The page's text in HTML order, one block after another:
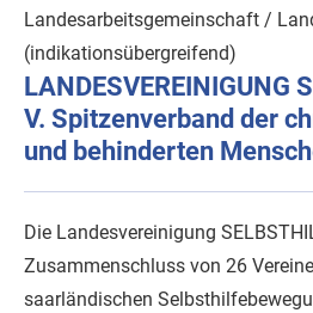
Landesarbeitsgemeinschaft /
(indikationsübergreifend)
LANDESVEREINIGUNG
V. Spitzenverband der
und behinderten
Die Landesvereinigung
Zusammenschluss von 26
saarländischen